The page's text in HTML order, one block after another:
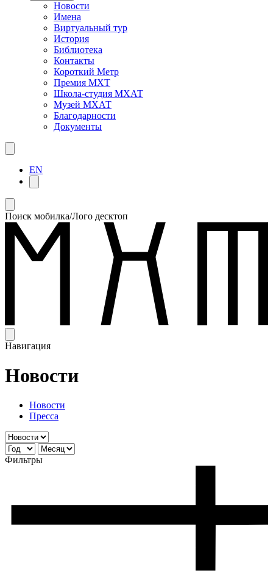
Новости
Имена
Виртуальный тур
История
Библиотека
Контакты
Короткий Метр
Премия МХТ
Школа-студия МХАТ
Музей МХАТ
Благодарности
Документы
EN
Поиск мобилка/Лого десктоп
Навигация
Новости
Новости
Пресса
Фильтры